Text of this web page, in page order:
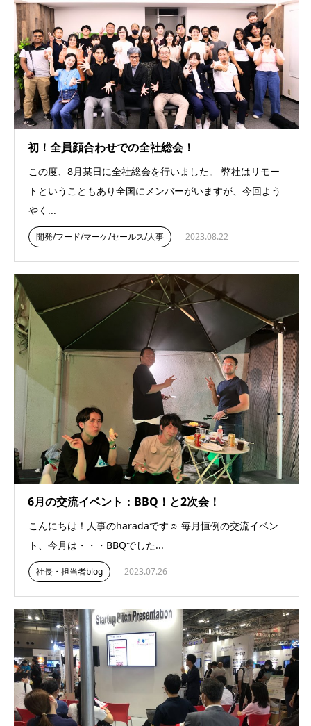
初！全員顔合わせでの全社総会！
この度、8月某日に全社総会を行いました。 弊社はリモー
トということもあり全国にメンバーがいますが、今回よう
やく...
開発/フード/マーケ/セールス/人事 2023.08.22
6月の交流イベント：BBQ！と2次会！
こんにちは！人事のharadaです☺︎ 毎月恒例の交流イベン
ト、今月は・・・BBQでした...
社長・担当者blog 2023.07.26